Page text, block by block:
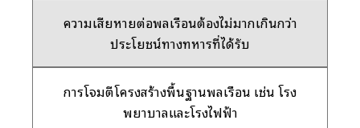
ความเสียหายต่อพลเรือนต้องไม่มากเกินกว่า
ประโยชน์ทางทหารที่ได้รับ
การโจมตีโครงสร้างพื้นฐานพลเรือน เช่น โรง
พยาบาลและโรงไฟฟ้า